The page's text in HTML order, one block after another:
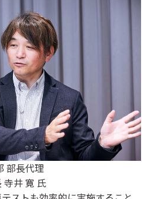
部長代理
寺井 寛 氏